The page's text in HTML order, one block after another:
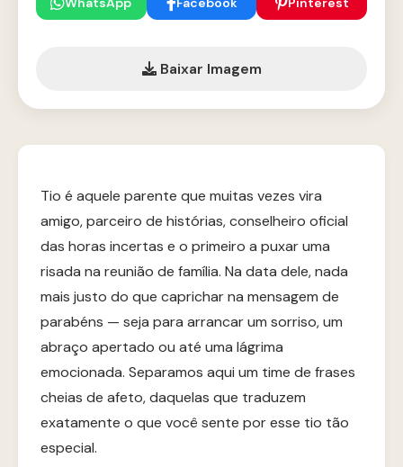
Baixar Imagem
Tio é aquele parente que muitas vezes vira
amigo, parceiro de histórias, conselheiro oficial
das horas incertas e o primeiro a puxar uma
risada na reunião de família. Na data dele, nada
mais justo do que caprichar na mensagem de
parabéns — seja para arrancar um sorriso, um
abraço apertado ou até uma lágrima
emocionada. Separamos aqui um time de frases
cheias de afeto, daquelas que traduzem
exatamente o que você sente por esse tio tão
especial.